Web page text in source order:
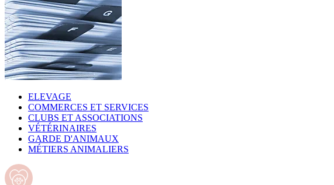
ELEVAGE
COMMERCES ET SERVICES
CLUBS ET ASSOCIATIONS
VÉTÉRINAIRES
GARDE D'ANIMAUX
MÉTIERS ANIMALIERS